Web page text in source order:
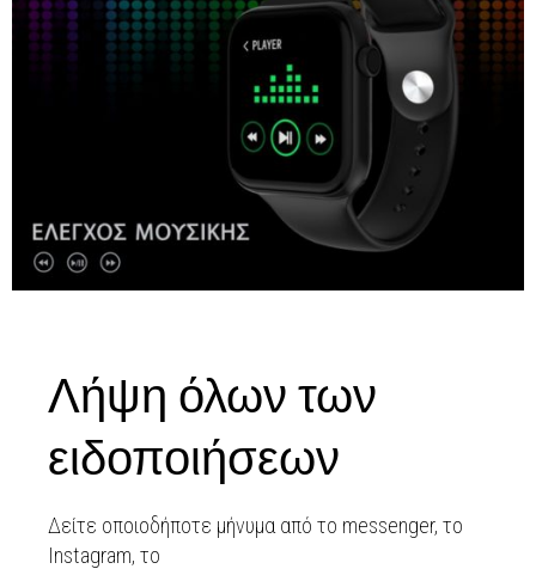
Λήψη όλων των
ειδοποιήσεων
Δείτε οποιοδήποτε μήνυμα από το messenger, το
Instagram, το